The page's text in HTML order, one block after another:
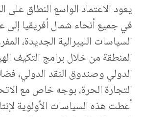
يعود الاعتماد الواسع النطاق على
في جميع أنحاء شمال أفريقيا
السياسات الليبرالية الجديدة،
المنطقة من خلال برامج التكيف
الدولي وصندوق النقد الدولي،
التجارة الحرة، بوجه خاص مع
أعطت هذه السياسات الأولوية